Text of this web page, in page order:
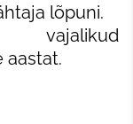
lõpuni.
vajalikud
aastat.